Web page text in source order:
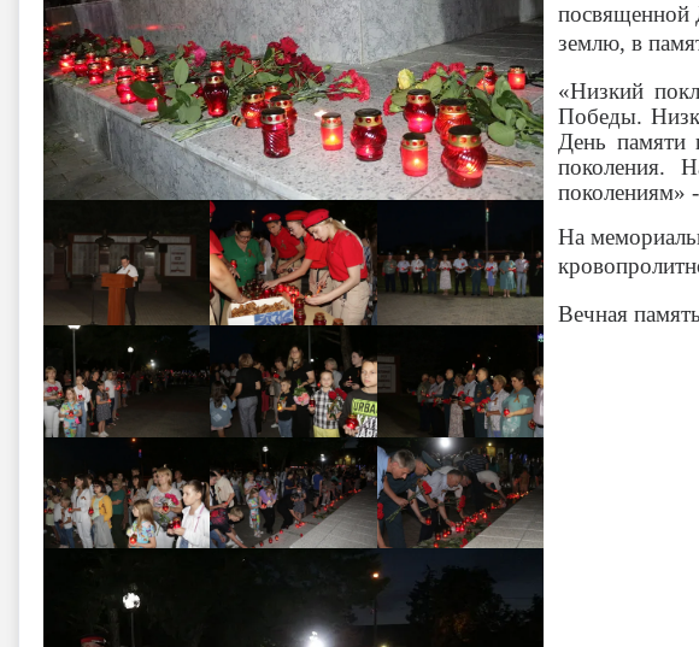
посвященной
землю, в
«Низкий
Победы.
День памяти
поколения.
поколениям»
На
Вечная